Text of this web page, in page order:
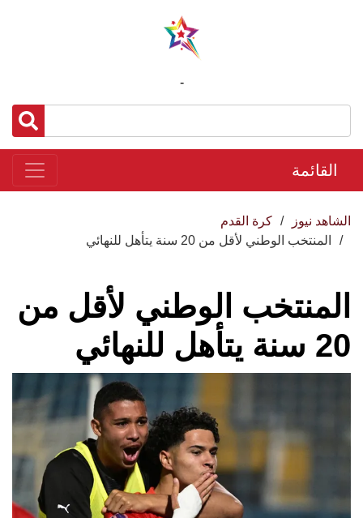
-
القائمة
الشاهد نيوز
كرة القدم
المنتخب الوطني لأقل من 20 سنة يتأهل للنهائي
المنتخب الوطني لأقل من
20 سنة يتأهل للنهائي